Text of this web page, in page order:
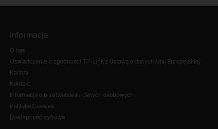
Informacje
O nas
Oświadczenie o zgodności TP-Link z Ustawą o danych Unii Europejskiej
Kariera
Kontakt
Informacja o przetwarzaniu danych osobowych
Polityka Cookies
Dostępność cyfrowa